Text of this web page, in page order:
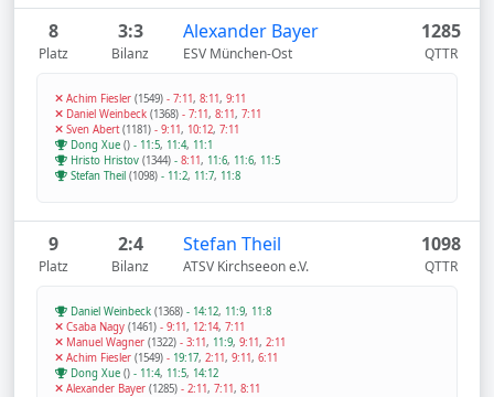
8
Platz
3:3
Bilanz
Alexander Bayer
ESV München-Ost
1285
QTTR
Achim Fiesler (1549) - 7:11, 8:11, 9:11
Daniel Weinbeck (1368) - 7:11, 8:11, 7:11
Sven Abert(1181) - 9:11, 10:12, 7:11
Dong Xue () - 11:5, 11:4, 11:1
Hristo Hristov (1344) - 8:11, 11:6, 11:6, 11:5
Stefan Theil (1098) - 11:2, 11:7, 11:8
9
Platz
2:4
Bilanz
Stefan Theil
ATSV Kirchseeon e.V.
1098
QTTR
Daniel Weinbeck (1368) - 14:12, 11:9, 11:8
Csaba Nagy (1461) - 9:11, 12:14, 7:11
Manuel Wagner (1322) - 3:11, 11:9, 9:11, 2:11
Achim Fiesler (1549) - 19:17, 2:11, 9:11, 6:11
Dong Xue () - 11:4, 11:5, 14:12
Alexander Bayer (1285) - 2:11, 7:11, 8:11